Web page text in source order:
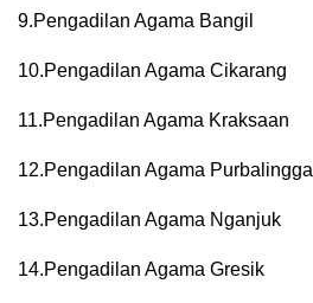
9.Pengadilan Agama Bangil
10.Pengadilan Agama Cikarang
11.Pengadilan Agama Kraksaan
12.Pengadilan Agama Purbalingga
13.Pengadilan Agama Nganjuk
14.Pengadilan Agama Gresik